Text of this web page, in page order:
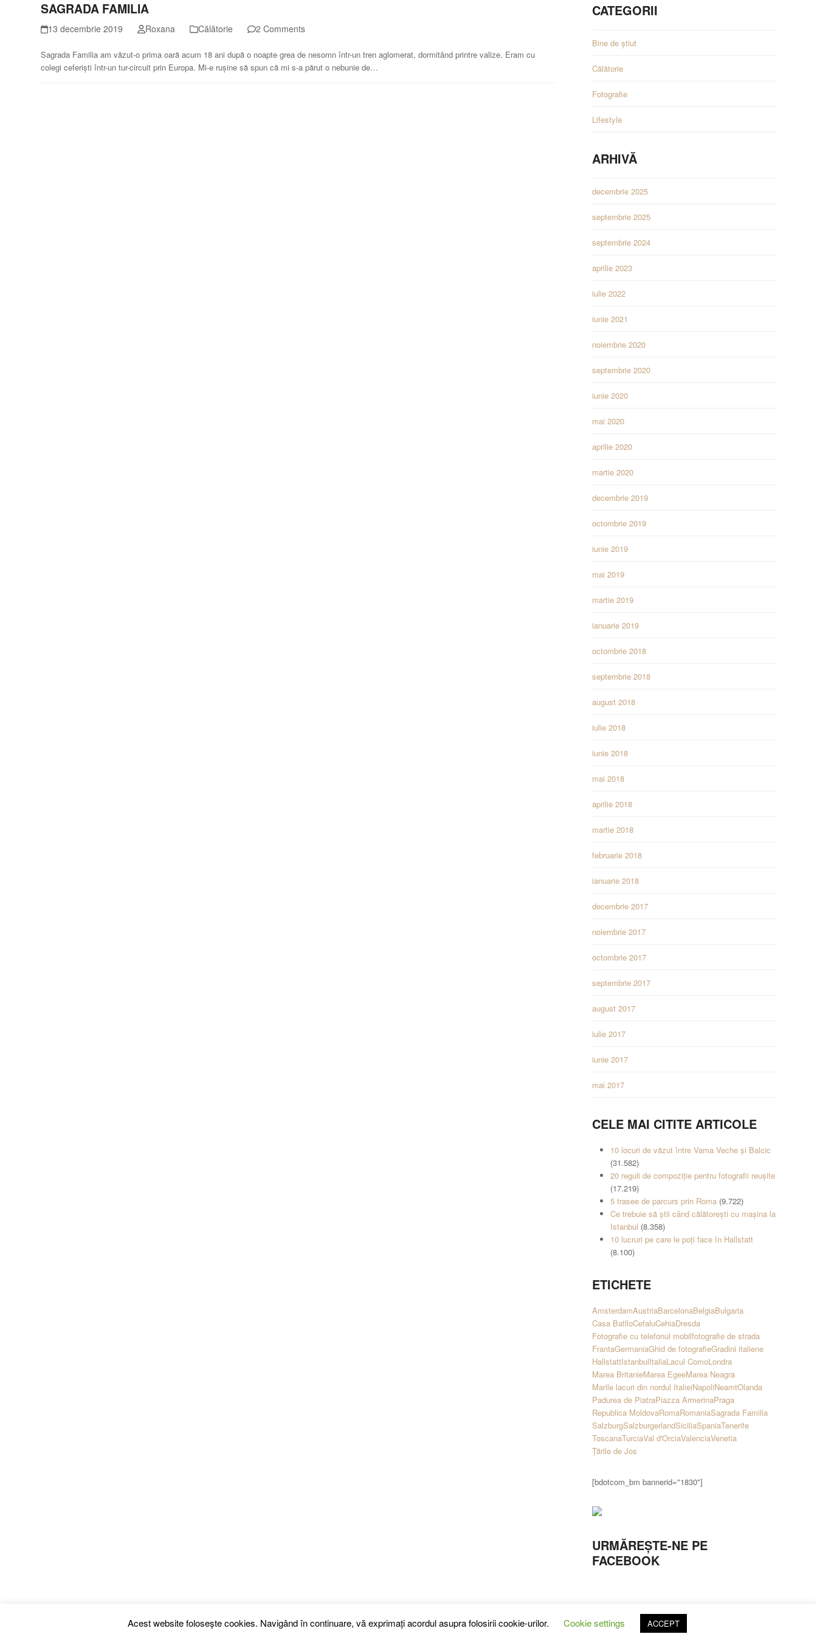
SAGRADA FAMILIA
13 decembrie 2019 Roxana Călătorie 2 Comments
Sagrada Familia am văzut-o prima oară acum 18 ani după o noapte grea de nesomn într-un tren aglomerat, dormitând printre valize. Eram cu
colegi ceferiști într-un tur-circuit prin Europa. Mi-e rușine să spun că mi s-a părut o nebunie de…
CATEGORII
Bine de știut
Călătorie
Fotografie
Lifestyle
ARHIVĂ
decembrie 2025
septembrie 2025
septembrie 2024
aprilie 2023
iulie 2022
iunie 2021
noiembrie 2020
septembrie 2020
iunie 2020
mai 2020
aprilie 2020
martie 2020
decembrie 2019
octombrie 2019
iunie 2019
mai 2019
martie 2019
ianuarie 2019
octombrie 2018
septembrie 2018
august 2018
iulie 2018
iunie 2018
mai 2018
aprilie 2018
martie 2018
februarie 2018
ianuarie 2018
decembrie 2017
noiembrie 2017
octombrie 2017
septembrie 2017
august 2017
iulie 2017
iunie 2017
mai 2017
CELE MAI CITITE ARTICOLE
10 locuri de văzut între Vama Veche și Balcic
(31.582)
20 reguli de compoziție pentru fotografii reușite
(17.219)
5 trasee de parcurs prin Roma (9.722)
Ce trebuie să știi când călătorești cu mașina la
Istanbul (8.358)
10 lucruri pe care le poți face în Hallstatt
(8.100)
ETICHETE
AmsterdamAustriaBarcelonaBelgiaBulgaria
Casa BatlloCefaluCehiaDresda
Fotografie cu telefonul mobilfotografie de strada
FrantaGermaniaGhid de fotografieGradini italiene
HallstattIstanbulItaliaLacul ComoLondra
Marea BritanieMarea EgeeMarea Neagra
Marile lacuri din nordul ItalieiNapoliNeamtOlanda
Padurea de PiatraPiazza ArmerinaPraga
Republica MoldovaRomaRomaniaSagrada Familia
SalzburgSalzburgerlandSiciliaSpaniaTenerife
ToscanaTurciaVal d'OrciaValenciaVenetia
Țările de Jos
[bdotcom_bm bannerid="1830"]
URMĂREȘTE-NE PE
FACEBOOK
Acest website folosește cookies. Navigând în continuare, vă exprimați acordul asupra folosirii cookie-urilor. Cookie settings ACCEPT